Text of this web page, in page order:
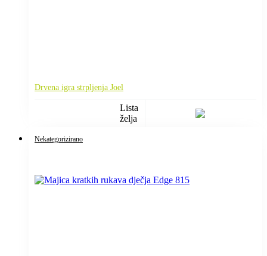
Drvena igra strpljenja Joel
Lista
želja
Nekategorizirano